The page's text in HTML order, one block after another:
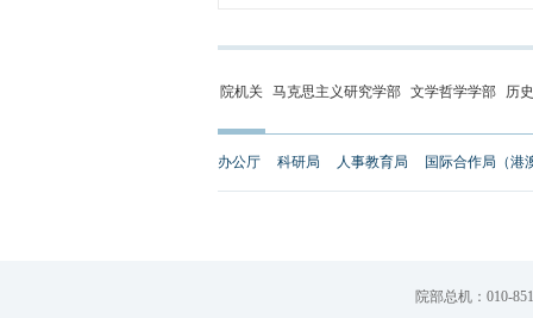
院机关 马克思主义研究学部 文学哲学学部 历
办公厅 科研局 人事教育局 国际合作局（港
院部总机：010-